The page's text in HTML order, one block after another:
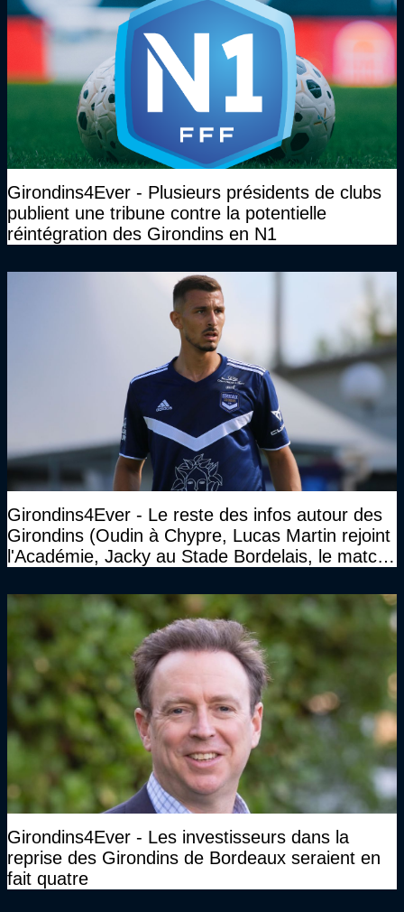
Girondins4Ever - Plusieurs présidents de clubs
publient une tribune contre la potentielle
réintégration des Girondins en N1
Girondins4Ever - Le reste des infos autour des
Girondins (Oudin à Chypre, Lucas Martin rejoint
l'Académie, Jacky au Stade Bordelais, le match
Girondins4Ever - Les investisseurs dans la
reprise des Girondins de Bordeaux seraient en
fait quatre